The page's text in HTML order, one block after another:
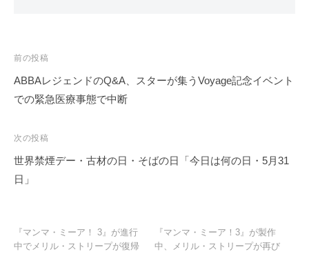
投
稿
ナ
ゲ
ー
シ
前の投稿
ABBAレジェンドのQ&A、スターが集うVoyage記念イベント
での緊急医療事態で中断
次の投稿
世界禁煙デー・古材の日・そばの日「今日は何の日・5月31
日」
『マンマ・ミーア！ 3』が進行
中でメリル・ストリープが復帰
『マンマ・ミーア！3』が製作
中、メリル・ストリープが再び